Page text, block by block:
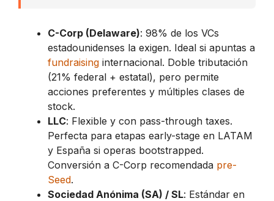
C-Corp (Delaware): 98% de los VCs
estadounidenses la exigen. Ideal si apuntas a
fundraising internacional. Doble tributación
(21% federal + estatal), pero permite
acciones preferentes y múltiples clases de
stock.
LLC: Flexible y con pass-through taxes.
Perfecta para etapas early-stage en LATAM
y España si operas bootstrapped.
Conversión a C-Corp recomendada pre-
Seed.
Sociedad Anónima (SA) / SL: Estándar en